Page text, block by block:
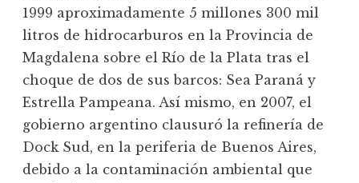
1999 aproximadamente 5 millones 300 mil
litros de hidrocarburos en la Provincia de
Magdalena sobre el Río de la Plata tras el
choque de dos de sus barcos: Sea Paraná y
Estrella Pampeana. Así mismo, en 2007, el
gobierno argentino clausuró la refinería de
Dock Sud, en la periferia de Buenos Aires,
debido a la contaminación ambiental que